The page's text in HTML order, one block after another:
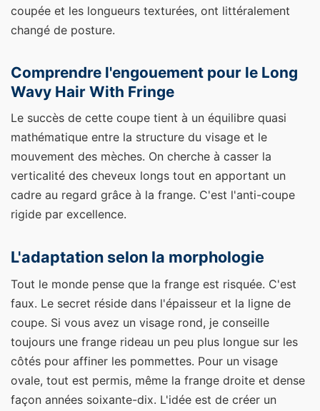
coupée et les longueurs texturées, ont littéralement
changé de posture.
Comprendre l'engouement pour le Long
Wavy Hair With Fringe
Le succès de cette coupe tient à un équilibre quasi
mathématique entre la structure du visage et le
mouvement des mèches. On cherche à casser la
verticalité des cheveux longs tout en apportant un
cadre au regard grâce à la frange. C'est l'anti-coupe
rigide par excellence.
L'adaptation selon la morphologie
Tout le monde pense que la frange est risquée. C'est
faux. Le secret réside dans l'épaisseur et la ligne de
coupe. Si vous avez un visage rond, je conseille
toujours une frange rideau un peu plus longue sur les
côtés pour affiner les pommettes. Pour un visage
ovale, tout est permis, même la frange droite et dense
façon années soixante-dix. L'idée est de créer un